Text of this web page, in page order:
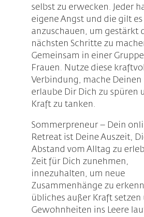
selbst zu erwecken. Jeder
eigene Angst und die gilt es
anzuschauen, um gestärkt
nächsten Schritte zu
Gemeinsam in einer
Frauen. Nutze diese
Verbindung, mache Deinen
erlaube Dir Dich zu spüren
Kraft zu tanken.
Sommerpreneur – Dein
Retreat ist Deine Auszeit,
Abstand vom Alltag zu
Zeit für Dich zunehmen,
innezuhalten, um neue
Zusammenhänge zu
übliches außer Kraft setzen
Gewohnheiten ins Leere